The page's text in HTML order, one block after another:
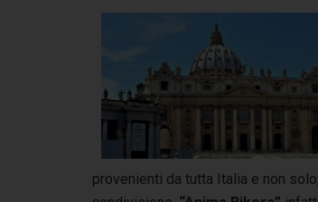
provenienti da tutta Italia e non